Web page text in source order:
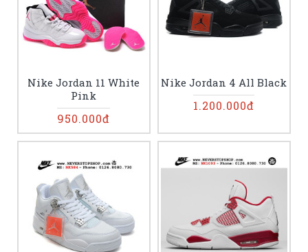
Nike Jordan 11 White
Pink
950.000đ
Nike Jordan 4 All Black
1.200.000đ